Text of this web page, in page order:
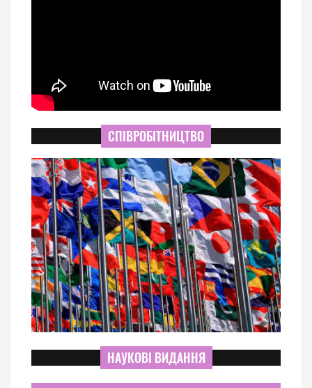
СПІВРОБІТНИЦТВО
НАУКОВІ ВИДАННЯ